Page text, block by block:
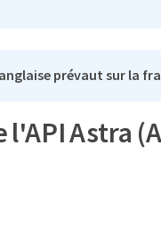
prévaut sur la
Astra